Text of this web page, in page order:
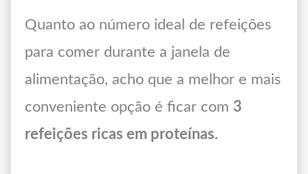
Quanto ao número ideal de refeições
para comer durante a janela de
alimentação, acho que a melhor e mais
conveniente opção é ficar com 3
refeições ricas em proteínas.